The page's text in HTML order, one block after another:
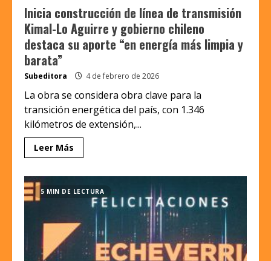
Inicia construcción de línea de transmisión
Kimal-Lo Aguirre y gobierno chileno
destaca su aporte “en energía más limpia y
barata”
Subeditora 4 de febrero de 2026
La obra se considera obra clave para la
transición energética del país, con 1.346
kilómetros de extensión,...
Leer Más
5 MIN DE LECTURA